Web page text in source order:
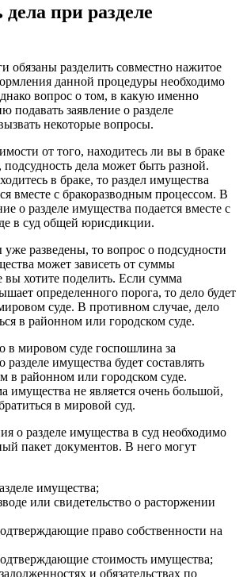
дела при разделе
обязаны разделить совместно нажитое
данной процедуры необходимо
вопрос о том, в какую именно
подавать заявление о разделе
некоторые вопросы.
от того, находитесь ли вы в браке
дела может быть разной.
в браке, то раздел имущества
вместе с бракоразводным процессом. В
о разделе имущества подается вместе с
в суд общей юрисдикции.
разведены, то вопрос о подсудности
может зависеть от суммы
вы хотите поделить. Если сумма
определенного порога, то дело будет
суде. В противном случае, дело
в районном или городском суде.
в мировом суде госпошлина за
разделе имущества будет составлять
в районном или городском суде.
имущества не является очень большой,
в мировой суд.
о разделе имущества в суд необходимо
пакет документов. В него могут
имущества;
или свидетельство о расторжении
право собственности на
стоимость имущества;
и обязательствах по